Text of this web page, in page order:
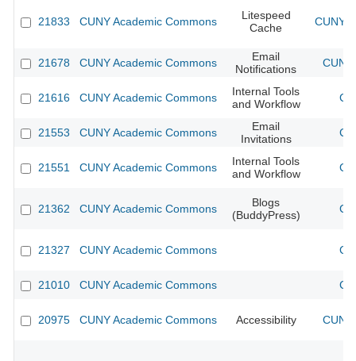
21833 CUNY Academic Commons
Litespeed
Cache
CUNY
21678 CUNY Academic Commons
Email
Notifications
21616 CUNY Academic Commons
Internal Tools
and Workflow
21553 CUNY Academic Commons
Email
Invitations
21551 CUNY Academic Commons
Internal Tools
and Workflow
21362 CUNY Academic Commons
Blogs
(BuddyPress)
21327 CUNY Academic Commons
21010 CUNY Academic Commons
20975 CUNY Academic Commons Accessibility